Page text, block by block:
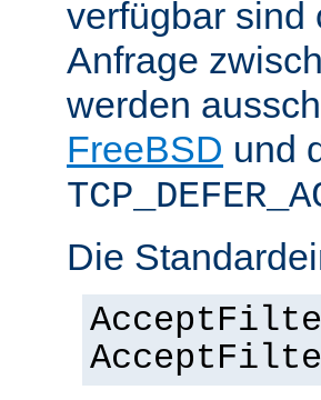
verfügbar sind
Anfrage
werden
FreeBSD und
Die